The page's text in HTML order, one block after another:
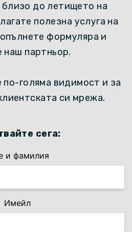
до летището на
полезна услуга на
формуляра и
наш партньор.
голяма видимост и за
си мрежа.
сега:
и фамилия
Имейл